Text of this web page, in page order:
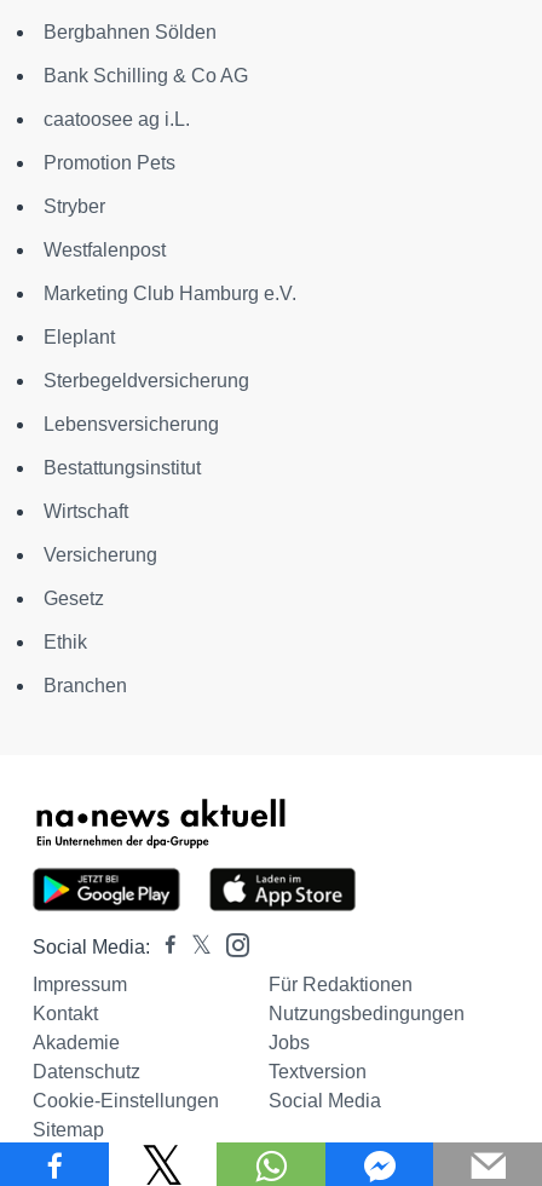
Bergbahnen Sölden
Bank Schilling & Co AG
caatoosee ag i.L.
Promotion Pets
Stryber
Westfalenpost
Marketing Club Hamburg e.V.
Eleplant
Sterbegeldversicherung
Lebensversicherung
Bestattungsinstitut
Wirtschaft
Versicherung
Gesetz
Ethik
Branchen
Social Media:
Impressum
Für Redaktionen
Kontakt
Nutzungsbedingungen
Akademie
Jobs
Datenschutz
Textversion
Cookie-Einstellungen
Social Media
Sitemap